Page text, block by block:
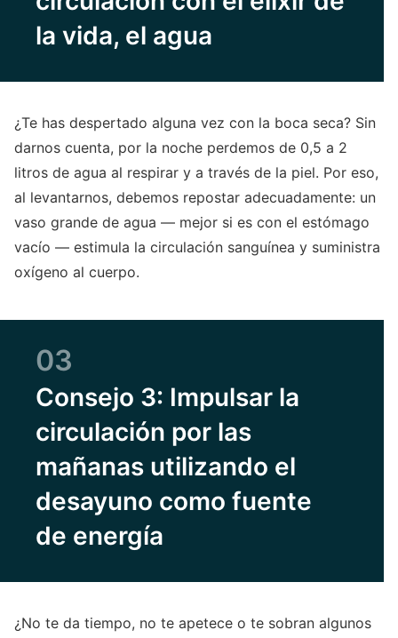
la vida, el agua
¿Te has despertado alguna vez con la boca seca? Sin
darnos cuenta, por la noche perdemos de 0,5 a 2
litros de agua al respirar y a través de la piel. Por eso,
al levantarnos, debemos repostar adecuadamente: un
vaso grande de agua — mejor si es con el estómago
vacío — estimula la circulación sanguínea y suministra
oxígeno al cuerpo.
03
Consejo 3: Impulsar la
circulación por las
mañanas utilizando el
desayuno como fuente
de energía
¿No te da tiempo, no te apetece o te sobran algunos